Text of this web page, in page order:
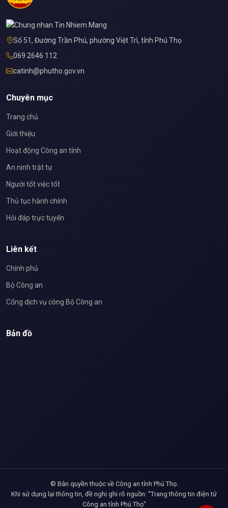
Số 51, Đường Trần Phú, phường Việt Trì, tỉnh Phú Thọ
069 2646 112
catinh@phutho.gov.vn
Chuyên mục
Trang chủ
Giới thiệu
Hoạt động Công an tỉnh
An ninh trật tự
Người tốt việc tốt
Thủ tục hành chính
Hỏi đáp trực tuyến
Liên kết
Chính phủ
Bộ Công an
Cổng dịch vụ công Bộ Công an
Bản đồ
© Bản quyền thuộc về Công an tỉnh Phú Thọ.
Khi sử dụng lại thông tin, đề nghị ghi rõ nguồn: "Trang thông tin điện tử
Công an tỉnh Phú Thọ"